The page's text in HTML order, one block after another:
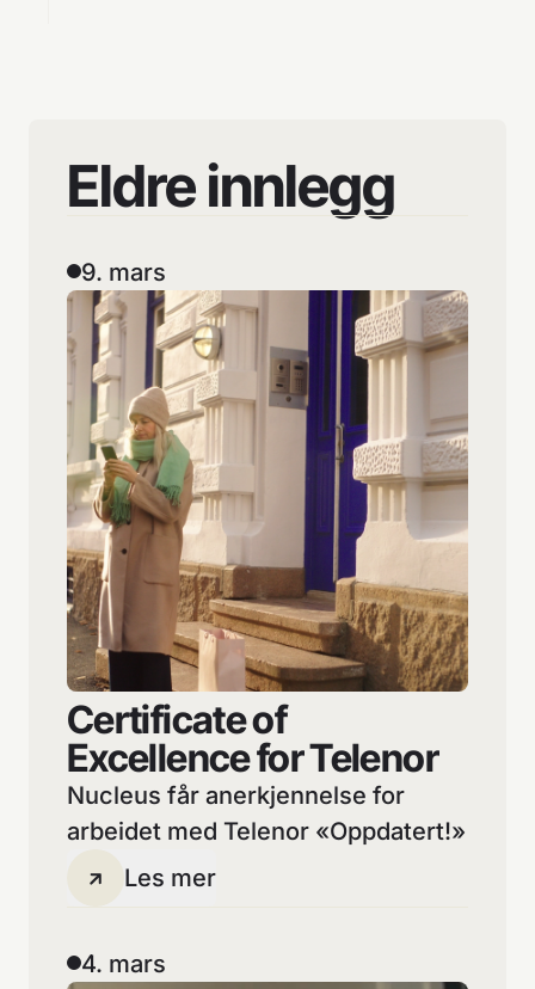
Eldreinnlegg
9. mars
Certificate of
Excellence for Telenor
Nucleus får anerkjennelse for
arbeidet med Telenor «Oppdatert!»
Les mer
4. mars